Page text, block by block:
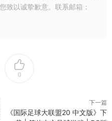
致以诚挚歉意。联系邮箱：
0
下一篇
《国际足球大联盟20 中文版》下